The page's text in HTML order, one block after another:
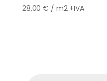
28,00 € / m2 +IVA